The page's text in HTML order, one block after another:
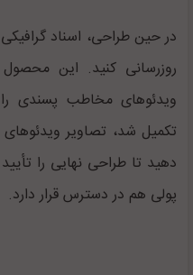
در حین طراحی، اسناد
روزرسانی کنید. این
ویدئوهای مخاطب پسندی
تکمیل شد، تصاویر ویدئوهای
‌دهید تا طراحی نهایی را
پولی هم در دسترس قرار دارد.